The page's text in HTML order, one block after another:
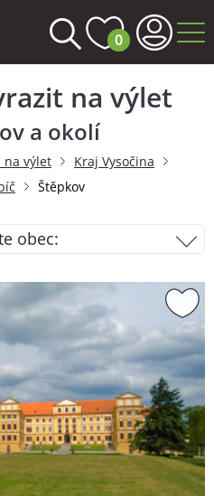
0
na výlet
a okolí
na výlet
Kraj Vysočina
Štěpkov
obec: